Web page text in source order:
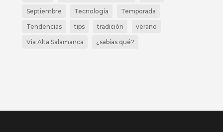
Septiembre Tecnología Temporada
Tendencias tips tradición verano
Via Alta Salamanca ¿sabías qué?